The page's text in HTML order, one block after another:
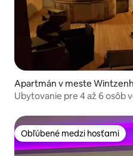
Apartmán v meste
Ubytovanie pre 4 až 6 osôb
Obľúbené medzi hosťami
Obľúbené medzi hosťami